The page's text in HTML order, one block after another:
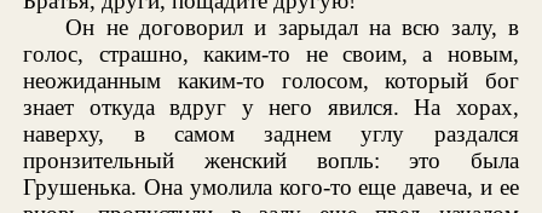
Он не договорил и зарыдал на всю залу, в
голос, страшно, каким-то не своим, а новым,
неожиданным каким-то голосом, который бог
знает откуда вдруг у него явился. На хорах,
наверху, в самом заднем углу раздался
пронзительный женский вопль: это была
Грушенька. Она умолила кого-то еще давеча, и ее